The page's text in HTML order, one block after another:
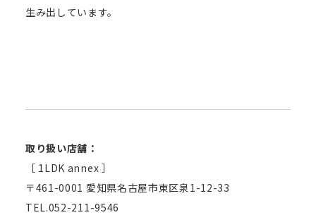
生み出しています。
取り扱い店舗：
［ 1LDK annex ］
〒461-0001 愛知県名古屋市東区泉1-12-33
TEL.052-211-9546